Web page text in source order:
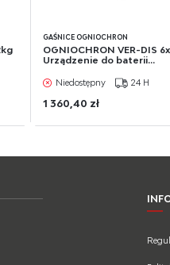
GAŚNICE OGNIOCHRON
OGNIOCHRON VER-DIS 6x
Urządzenie do baterii...
Niedostępny 24 H
1 360,40 zł